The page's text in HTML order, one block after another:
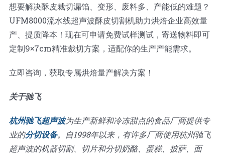
想要解决酥皮裁切漏馅、变形、废料多、产能低的难题？
UFM8000流水线超声波酥皮切割机助力烘焙企业高效量
产、提质降本！现在可申请免费试样测试，寄送物料即可
定制9×7cm精准裁切方案，适配你的生产产能需求。
立即咨询，获取专属烘焙量产解决方案！
关于驰飞
杭州驰飞超声波为生产新鲜和冷冻甜点的食品厂商提供专
业的分切设备。自1998年以来，有许多厂商使用杭州驰飞
超声波的机器切割、切片和分切奶酪、蛋糕、披萨、面